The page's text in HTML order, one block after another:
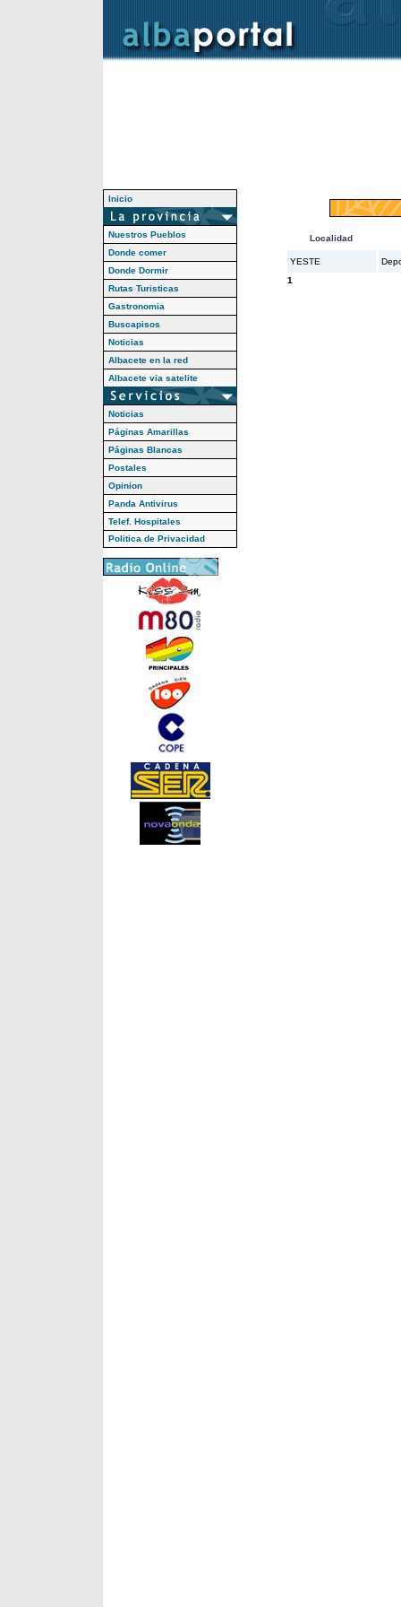
Inicio
Nuestros Pueblos
Donde comer
Donde Dormir
Rutas Turisticas
Gastronomia
Buscapisos
Noticias
Albacete en la red
Albacete via satelite
Noticias
Páginas Amarillas
Páginas Blancas
Postales
Opinion
Panda Antivirus
Telef. Hospitales
Politica de Privacidad
Localidad
YESTE
1